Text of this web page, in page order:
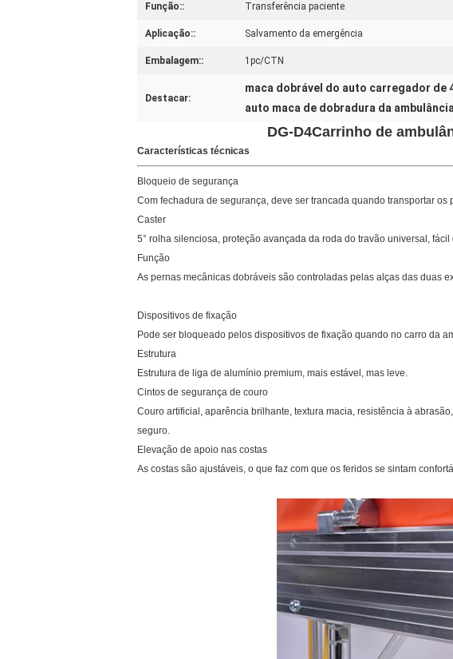
Função:: Transferência paciente
Aplicação:: Salvamento da emergência
Embalagem:: 1pc/CTN
Destacar:
maca dobrável do auto carregador de
auto maca de dobradura da
DG-D4Carrinho de
Características técnicas
Bloqueio de segurança
Com fechadura de segurança, deve ser trancada quando transportar
Caster
5° rolha silenciosa, proteção avançada da roda do travão universal,
Função
As pernas mecânicas dobráveis são controladas pelas alças das duas
Dispositivos de fixação
Pode ser bloqueado pelos dispositivos de fixação quando no carro da
Estrutura
Estrutura de liga de alumínio premium, mais estável, mas leve.
Cintos de segurança de couro
Couro artificial, aparência brilhante, textura macia, resistência à
seguro.
Elevação de apoio nas costas
As costas são ajustáveis, o que faz com que os feridos se sintam